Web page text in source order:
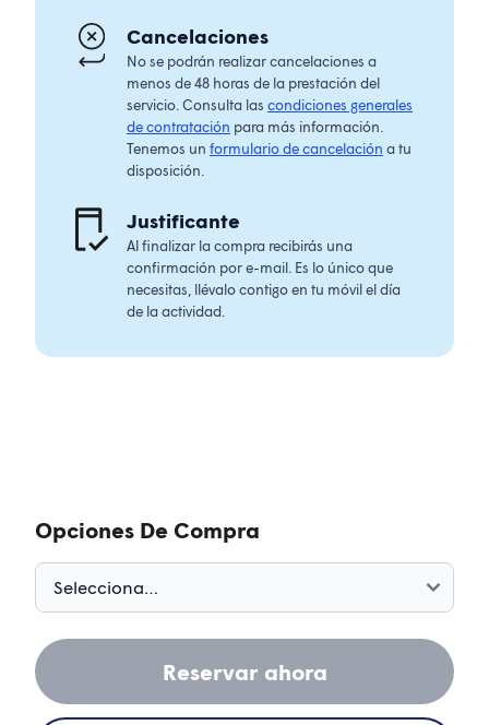
Cancelaciones
No se podrán realizar cancelaciones a
menos de 48 horas de la prestación del
servicio. Consulta las condiciones generales
de contratación para más información.
Tenemos un formulario de cancelación a tu
disposición.
Justificante
Al finalizar la compra recibirás una
confirmación por e-mail. Es lo único que
necesitas, llévalo contigo en tu móvil el día
de la actividad.
Opciones De Compra
Reservar ahora